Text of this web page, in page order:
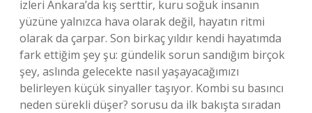
izleri Ankara’da kış serttir, kuru soğuk insanın
yüzüne yalnızca hava olarak değil, hayatın ritmi
olarak da çarpar. Son birkaç yıldır kendi hayatımda
fark ettiğim şey şu: gündelik sorun sandığım birçok
şey, aslında gelecekte nasıl yaşayacağımızı
belirleyen küçük sinyaller taşıyor. Kombi su basıncı
neden sürekli düşer? sorusu da ilk bakışta sıradan